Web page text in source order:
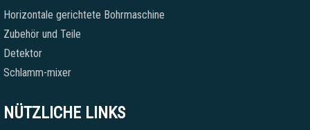
Horizontale gerichtete Bohrmaschine
Zubehör und Teile
Detektor
Schlamm-mixer
NÜTZLICHE LINKS